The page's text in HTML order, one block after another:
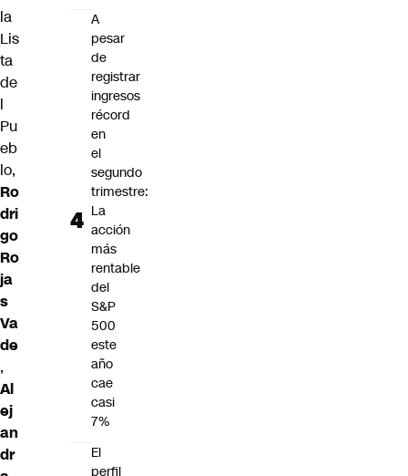
la
Lis
ta
de
l
Pu
eb
lo,
Ro
dri
go
Ro
ja
s
Va
de
,
Al
ej
an
dr
A
pesar
de
registrar
ingresos
récord
en
el
segundo
trimestre:
La
acción
más
rentable
del
S&P
500
este
año
cae
casi
7%
El
perfil